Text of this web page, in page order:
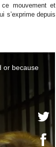
ce mouvement et
s’exprime depuis